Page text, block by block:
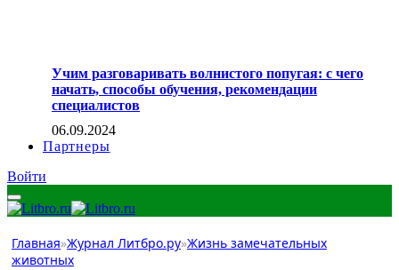
Учим разговаривать волнистого попугая: с чего
начать, способы обучения, рекомендации
специалистов
06.09.2024
Партнеры
Войти
Главная»Журнал Литбро.ру»Жизнь замечательных
животных